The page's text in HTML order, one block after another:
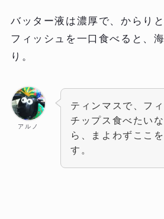
バッター液は濃厚で、からり
フィッシュを一口食べると、
り。
アルノ
ティンマスで、フ
チップス食べたい
ら、まよわずここ
す。